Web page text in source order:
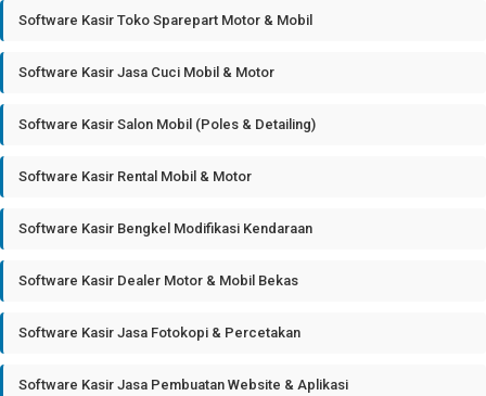
Software Kasir Toko Sparepart Motor & Mobil
Software Kasir Jasa Cuci Mobil & Motor
Software Kasir Salon Mobil (Poles & Detailing)
Software Kasir Rental Mobil & Motor
Software Kasir Bengkel Modifikasi Kendaraan
Software Kasir Dealer Motor & Mobil Bekas
Software Kasir Jasa Fotokopi & Percetakan
Software Kasir Jasa Pembuatan Website & Aplikasi